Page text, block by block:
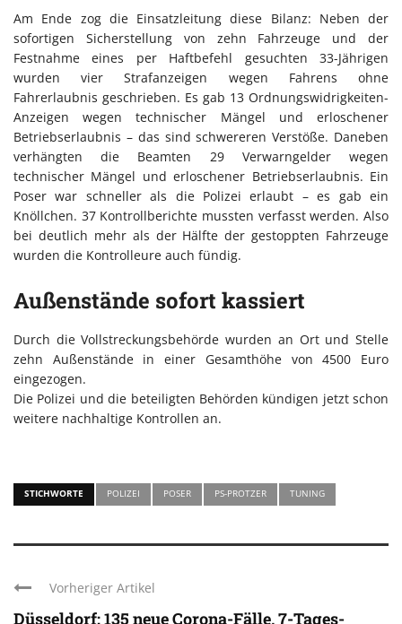
Am Ende zog die Einsatzleitung diese Bilanz: Neben der
sofortigen Sicherstellung von zehn Fahrzeuge und der
Festnahme eines per Haftbefehl gesuchten 33-Jährigen
wurden vier Strafanzeigen wegen Fahrens ohne
Fahrerlaubnis geschrieben. Es gab 13 Ordnungswidrigkeiten-
Anzeigen wegen technischer Mängel und erloschener
Betriebserlaubnis – das sind schwereren Verstöße. Daneben
verhängten die Beamten 29 Verwarngelder wegen
technischer Mängel und erloschener Betriebserlaubnis. Ein
Poser war schneller als die Polizei erlaubt – es gab ein
Knöllchen. 37 Kontrollberichte mussten verfasst werden. Also
bei deutlich mehr als der Hälfte der gestoppten Fahrzeuge
wurden die Kontrolleure auch fündig.
Außenstände sofort kassiert
Durch die Vollstreckungsbehörde wurden an Ort und Stelle
zehn Außenstände in einer Gesamthöhe von 4500 Euro
eingezogen.
Die Polizei und die beteiligten Behörden kündigen jetzt schon
weitere nachhaltige Kontrollen an.
STICHWORTE POLIZEI POSER PS-PROTZER TUNING
Vorheriger Artikel
Düsseldorf: 135 neue Corona-Fälle, 7-Tages-